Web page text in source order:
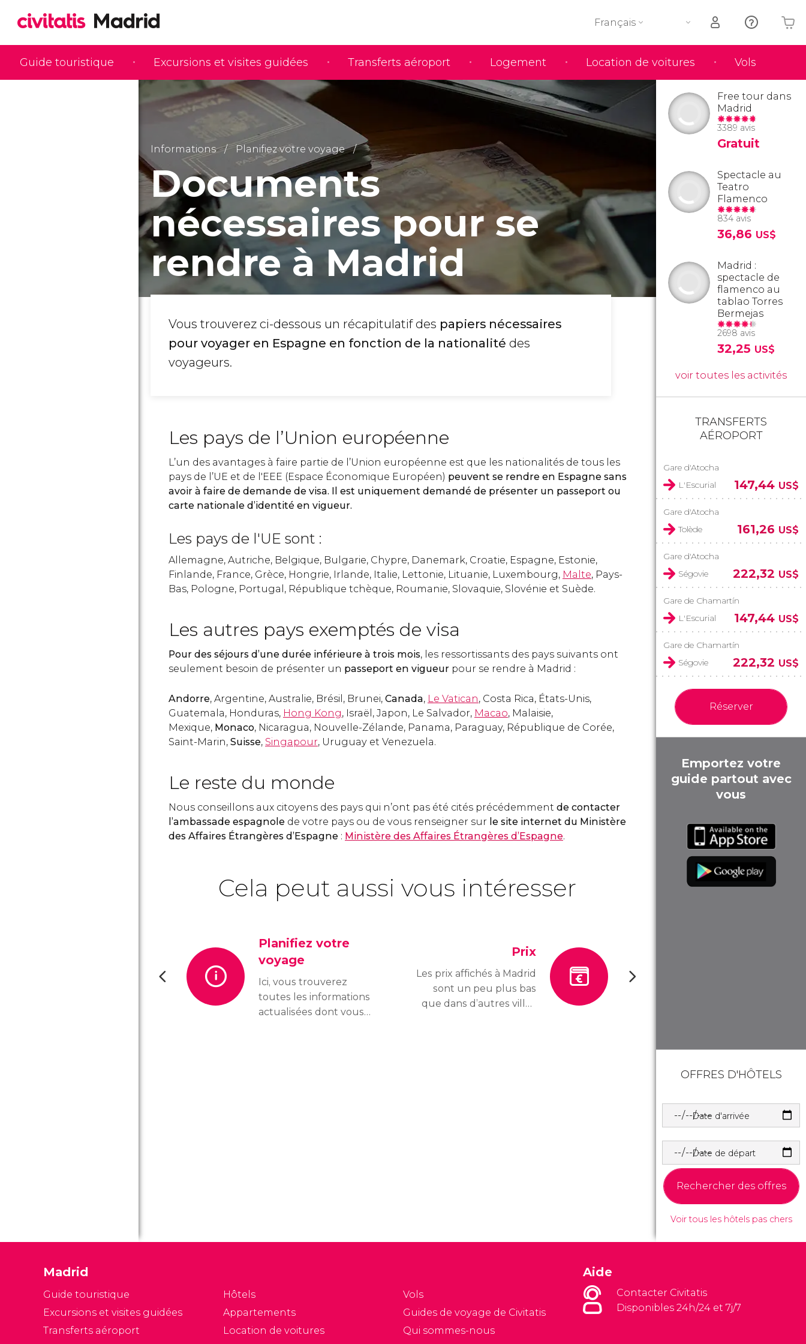
Guide touristique Excursions et visites guidées Transferts aéroport Logement Location de voitures Vols
Français
Votre panier est vide
Informations Planifiez votre voyage
Documents
nécessaires pour se
rendre à Madrid
Vous trouverez ci-dessous un récapitulatif des papiers nécessaires
pour voyager en Espagne en fonction de la nationalité des
voyageurs.
Les pays de l’Union européenne
L’un des avantages à faire partie de l’Union européenne est que les nationalités de tous les
pays de l’UE et de l'EEE (Espace Économique Européen) peuvent se rendre en Espagne sans
avoir à faire de demande de visa. Il est uniquement demandé de présenter un passeport ou
carte nationale d’identité en vigueur.
Les pays de l'UE sont :
Allemagne, Autriche, Belgique, Bulgarie, Chypre, Danemark, Croatie, Espagne, Estonie,
Finlande, France, Grèce, Hongrie, Irlande, Italie, Lettonie, Lituanie, Luxembourg, Malte, Pays-
Bas, Pologne, Portugal, République tchèque, Roumanie, Slovaquie, Slovénie et Suède.
Les autres pays exemptés de visa
Pour des séjours d’une durée inférieure à trois mois, les ressortissants des pays suivants ont
seulement besoin de présenter un passeport en vigueur pour se rendre à Madrid :
Andorre, Argentine, Australie, Brésil, Brunei, Canada, Le Vatican, Costa Rica, États-Unis,
Guatemala, Honduras, Hong Kong, Israël, Japon, Le Salvador, Macao, Malaisie,
Mexique, Monaco, Nicaragua, Nouvelle-Zélande, Panama, Paraguay, République de Corée,
Saint-Marin, Suisse, Singapour, Uruguay et Venezuela.
Le reste du monde
Nous conseillons aux citoyens des pays qui n’ont pas été cités précédemment de contacter
l’ambassade espagnole de votre pays ou de vous renseigner sur le site internet du Ministère
des Affaires Étrangères d’Espagne : Ministère des Affaires Étrangères d’Espagne.
Cela peut aussi vous intéresser
Planifiez votre
voyage
Ici, vous trouverez
toutes les informations
actualisées dont vous
Prix
Les prix affichés à Madrid
sont un peu plus bas
que dans d’autres villes
Free tour dans
Madrid
3389 avis
Gratuit
Spectacle au
Teatro
Flamenco
834 avis
36,86 US$
Madrid :
spectacle de
flamenco au
tablao Torres
Bermejas
2698 avis
32,25 US$
voir toutes les activités
TRANSFERTS
AÉROPORT
Gare d'Atocha
L'Escurial
147,44 US$
Gare d'Atocha
Tolède
161,26 US$
Gare d'Atocha
Ségovie
222,32 US$
Gare de Chamartín
L'Escurial
147,44 US$
Gare de Chamartín
Ségovie
222,32 US$
Réserver
Emportez votre
guide partout avec
vous
OFFRES D'HÔTELS
Date d'arrivée
Date de départ
Rechercher des offres
Voir tous les hôtels pas chers
Madrid
Guide touristique
Excursions et visites guidées
Transferts aéroport
Hôtels
Appartements
Location de voitures
Vols
Guides de voyage de Civitatis
Qui sommes-nous
Aide
Contacter Civitatis
Disponibles 24h/24 et 7j/7